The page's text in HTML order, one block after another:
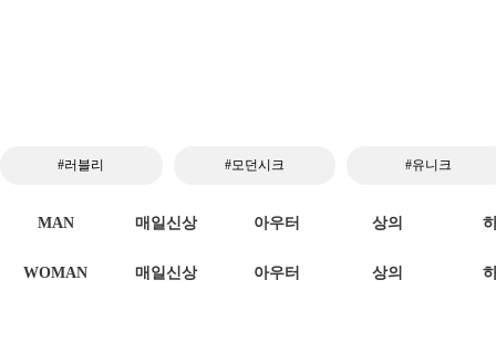
#러블리 #모던시크 #유니크
MAN 매일신상 아우터 상의
WOMAN 매일신상 아우터 상의